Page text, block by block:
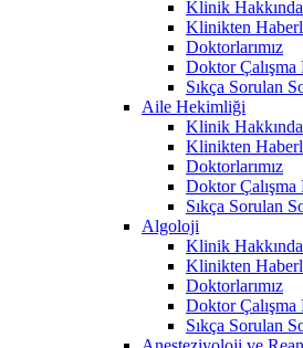
Klinik Hakkında
Klinikten
Doktorlarımız
Doktor Çalışma
Sıkça Sorulan
Aile Hekimliği
Klinik Hakkında
Klinikten
Doktorlarımız
Doktor Çalışma
Sıkça Sorulan
Algoloji
Klinik Hakkında
Klinikten
Doktorlarımız
Doktor Çalışma
Sıkça Sorulan